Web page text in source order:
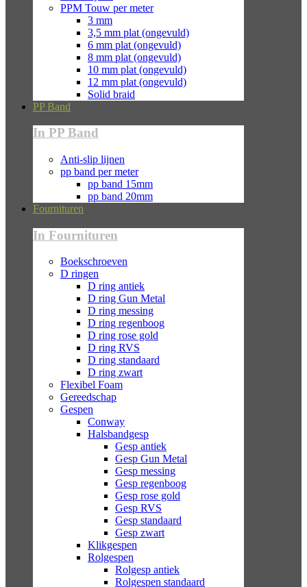
PPM Touw per meter
3 mm
3,5 mm plat (ongevuld)
6 mm plat (ongevuld)
8 mm plat (ongevuld)
10 mm plat (ongevuld)
12 mm plat (ongevuld)
Solid braid
PP Band
In PP Band
Anti-slip lijnen
pp band per meter
pp band 15mm
pp band 20mm
Fournituren
In Fournituren
Boekschroeven
D ringen
D ring antiek
D ring Gun Metal
D ring messing
D ring regenboog
D ring rose gold
D ring RVS
D ring standaard
D ring zwart
Flexibel Foam
Gereedschap
Gespen
Conway
Halsbandgesp
Gesp antiek
Gesp Gun Metal
Gesp messing
Gesp regenboog
Gesp rose gold
Gesp RVS
Gesp standaard
Gesp zwart
Klikgespen
Rolgespen
Rolgesp antiek
Rolgespen standaard